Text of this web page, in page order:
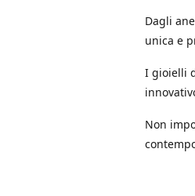
Dagli
unica e
I gioielli
Non